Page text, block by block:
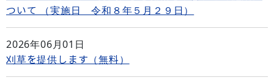
ついて （実施日 令和８年５月２９日）
2026年06月01日
刈草を提供します（無料）